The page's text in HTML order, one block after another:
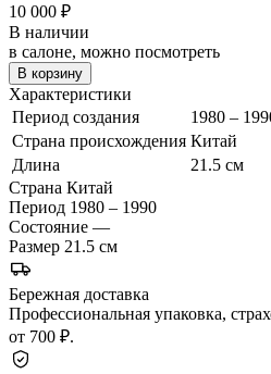
10 000 ₽
В наличии
в салоне, можно посмотреть
В корзину
Характеристики
Период создания
1980 –
Страна происхождения Китай
Длина
21.5 см
Страна Китай
Период 1980 – 1990
Состояние —
Размер 21.5 см
Бережная доставка
Профессиональная упаковка,
от 700 ₽.